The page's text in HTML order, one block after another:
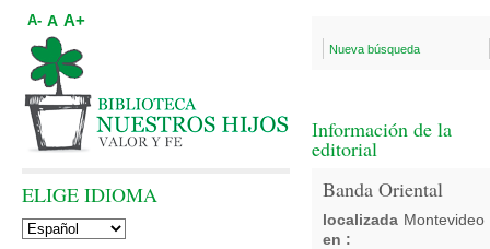
Nueva búsqueda
Información de la
editorial
Banda Oriental
localizada
en :
Montevideo
A- A A+
ELIGE IDIOMA